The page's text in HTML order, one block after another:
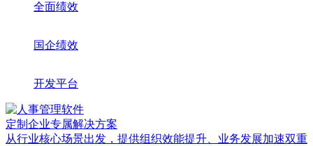
全面绩效
国企绩效
开发平台
定制企业专属解决方案
从行业核心场景出发，提供组织效能提升、业务发展加速双重